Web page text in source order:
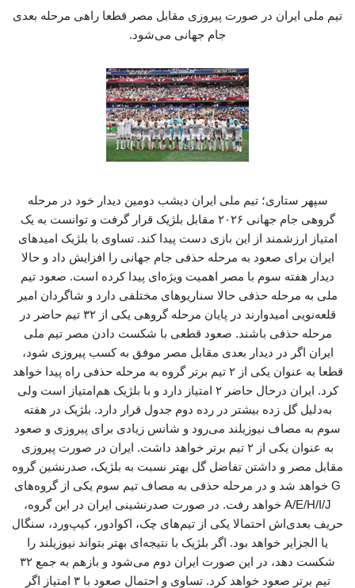
تیم ملی ایران در صورت پیروزی مقابل مصر قطعا راهی مرحله بعدی
جام جهانی می‌شود.
سپهر ستاری؛ تیم ملی ایران دیشب دومین دیدار خود در مرحله
گروهی جام جهانی ۲۰۲۶ مقابل بلژیک قرار گرفت و توانست به یک
امتیاز ارزشمند از این بازی دست پیدا کند. تساوی با بلژیک امیدهای
ایران برای صعود به مرحله حذفی جام جهانی را افزایش داد و حالا
دیدار هفته سوم با مصر اهمیت ویژه‌ای پیدا کرده است. صعود تیم
ملی به مرحله حذفی حالا سناریوهای مختلفی دارد و شاگردان امیر
قلعه‌نویی امیدوارند در پایان مرحله گروهی یکی از ۳۲ تیم حاضر در
مرحله حذفی باشند. صعود قطعی با شکست دادن مصر تیم ملی
ایران اگر در دیدار بعدی مقابل مصر موفق به کسب پیروزی شود،
قطعا به عنوان یکی از ۲ تیم برتر گروه به مرحله حذفی راه پیدا خواهد
کرد. ایران درحال حاضر ۲ امتیاز دارد و با بلژیک هم‌امتیاز است ولی
به‌دلیل گل زده بیشتر در رده دوم جدول قرار دارد. بلژیک در هفته
سوم به مصاف نیوزیلند می‌رود و شانس زیادی برای پیروزی و صعود
به عنوان یکی از ۲ تیم برتر خواهد داشت. ایران در صورت پیروزی
مقابل مصر و داشتن تفاضل گل بهتر نسبت به بلژیک، صدرنشین گروه
G خواهد شد و در مرحله حذفی به مصاف تیم سوم یکی از گروه‌های
A/E/H/I/J خواهد رفت. در صورت صدرنشینی ایران در این گروه،
حریف بعدی‌اش احتمالا یکی از تیم‌های چک، اکوادور، کیپ‌ورد، سنگال
یا الجزایر خواهد بود. اگر بلژیک با نتیجه‌ای بهتر بتواند نیوزیلند را
شکست دهد، در این صورت ایران دوم می‌شود و بازهم به جمع ۳۲
تیم برتر صعود خواهد کرد. تساوی و احتمال صعود با ۳ امتیاز اگر